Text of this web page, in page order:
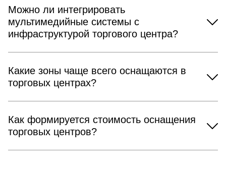
Можно ли интегрировать
мультимедийные системы с
инфраструктурой торгового центра?
Какие зоны чаще всего оснащаются в
торговых центрах?
Как формируется стоимость оснащения
торговых центров?